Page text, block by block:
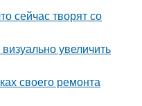
сейчас творят со
увеличить
своего ремонта